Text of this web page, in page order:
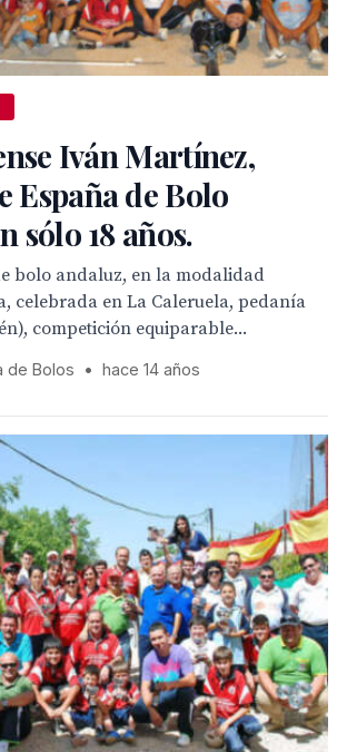
Iván Martínez,
España de Bolo
sólo 18 años.
bolo andaluz, en la modalidad
celebrada en La Caleruela, pedanía
competición equiparable...
de Bolos • hace 14 años